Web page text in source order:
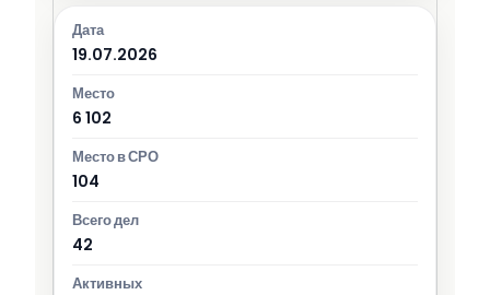
19.07.2026
6 102
104
42